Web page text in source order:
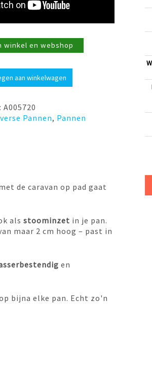
winkel en webshop
aan winkelwagen
A005720
Pannen, Pannen
de caravan op pad gaat
als stoominzet in je pan.
maar 2 cm hoog – past in
en
bijna elke pan. Echt zo'n